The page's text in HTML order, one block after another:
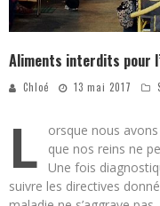
Aliments interdits pour
Chloé 13 mai 2017
L
orsque nous
que nos reins ne
Une fois
suivre les directives